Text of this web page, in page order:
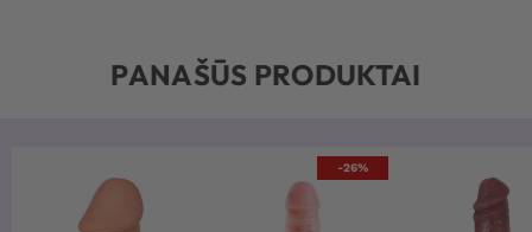
PANAŠŪS PRODUKTAI
-26%